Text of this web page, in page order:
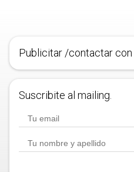
Publicitar /contactar con
Suscribite al mailing.